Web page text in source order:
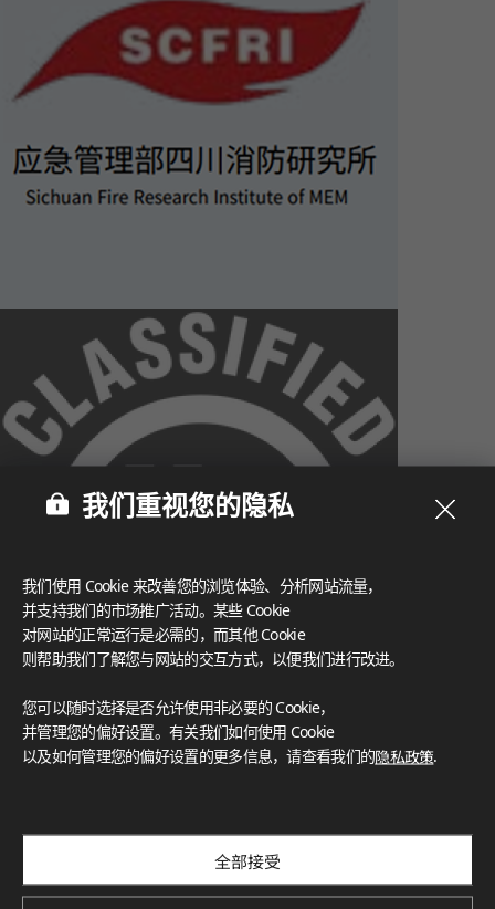
What These Certifications Mean
灵感画廊
我们重视您的隐私
我们使用 Cookie 来改善您的浏览体验、分析网站流量，
并支持我们的市场推广活动。某些 Cookie
对网站的正常运行是必需的，而其他 Cookie
则帮助我们了解您与网站的交互方式，以便我们进行改进。
您可以随时选择是否允许使用非必要的 Cookie，
并管理您的偏好设置。有关我们如何使用 Cookie
以及如何管理您的偏好设置的更多信息，请查看我们的隐私政策.
全部接受